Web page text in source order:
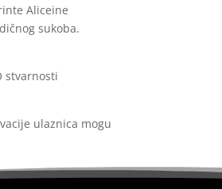
Aliceine
sukoba.
stvarnosti
ulaznica mogu